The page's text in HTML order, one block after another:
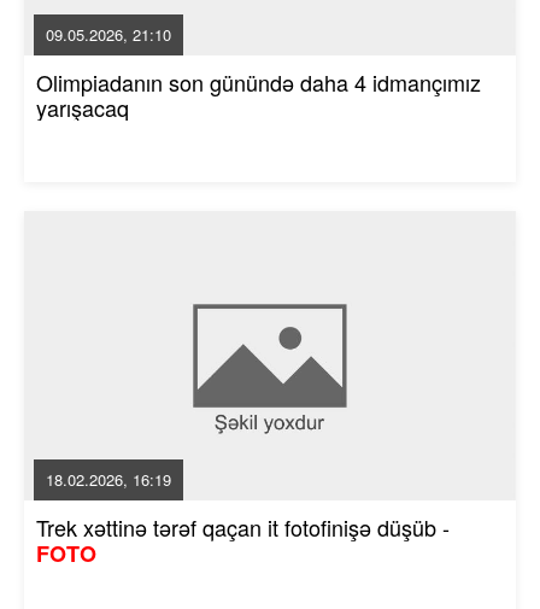
09.05.2026, 21:10
Olimpiadanın son günündə daha 4 idmançımız
yarışacaq
18.02.2026, 16:19
Trek xəttinə tərəf qaçan it fotofinişə düşüb -
FOTO